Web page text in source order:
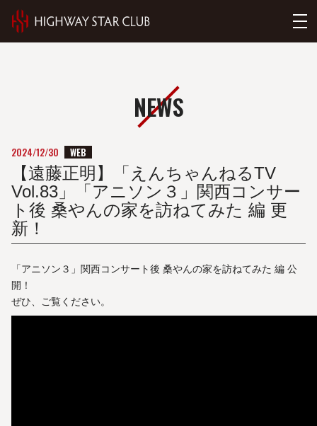
NEWS
2024/12/30 WEB
【遠藤正明】「えんちゃんねるTV
Vol.83」「アニソン３」関西コンサー
ト後 桑やんの家を訪ねてみた 編 更
新！
「アニソン３」関西コンサート後 桑やんの家を訪ねてみた 編 公
開！
ぜひ、ご覧ください。